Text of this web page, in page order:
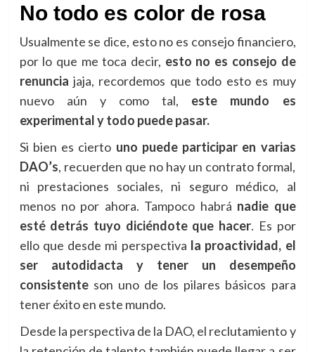
No todo es color de rosa
Usualmente se dice, esto no es consejo financiero,
por lo que me toca decir, esto no es consejo de
renuncia jaja, recordemos que todo esto es muy
nuevo aún y como tal, este mundo es
experimental y todo puede pasar.
Si bien es cierto uno puede participar en varias
DAO’s, recuerden que no hay un contrato formal,
ni prestaciones sociales, ni seguro médico, al
menos no por ahora. Tampoco habrá nadie que
esté detrás tuyo diciéndote que hacer. Es por
ello que desde mi perspectiva la proactividad, el
ser autodidacta y tener un desempeño
consistenteson uno de los pilares básicos para
tener éxito en este mundo.
Desde la perspectiva de la DAO, el reclutamiento y